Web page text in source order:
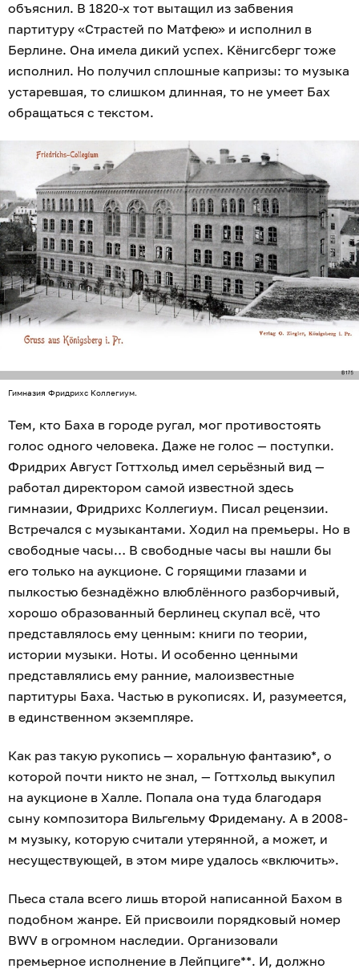
объяснил. В 1820-х тот вытащил из забвения
партитуру «Страстей по Матфею» и исполнил в
Берлине. Она имела дикий успех. Кёнигсберг тоже
исполнил. Но получил сплошные капризы: то музыка
устаревшая, то слишком длинная, то не умеет Бах
обращаться с текстом.
Гимназия Фридрихс Коллегиум.
Тем, кто Баха в городе ругал, мог противостоять
голос одного человека. Даже не голос — поступки.
Фридрих Август Готтхольд имел серьёзный вид —
работал директором самой известной здесь
гимназии, Фридрихс Коллегиум. Писал рецензии.
Встречался с музыкантами. Ходил на премьеры. Но в
свободные часы… В свободные часы вы нашли бы
его только на аукционе. С горящими глазами и
пылкостью безнадёжно влюблённого разборчивый,
хорошо образованный берлинец скупал всё, что
представлялось ему ценным: книги по теории,
истории музыки. Ноты. И особенно ценными
представлялись ему ранние, малоизвестные
партитуры Баха. Частью в рукописях. И, разумеется,
в единственном экземпляре.
Как раз такую рукопись — хоральную фантазию*, о
которой почти никто не знал, — Готтхольд выкупил
на аукционе в Халле. Попала она туда благодаря
сыну композитора Вильгельму Фридеману. А в 2008-
м музыку, которую считали утерянной, а может, и
несуществующей, в этом мире удалось «включить».
Пьеса стала всего лишь второй написанной Бахом в
подобном жанре. Ей присвоили порядковый номер
BWV в огромном наследии. Организовали
премьерное исполнение в Лейпциге**. И, должно